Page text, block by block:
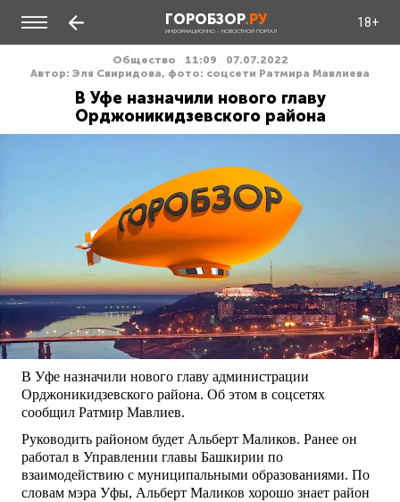
ГОРОБЗОР.РУ
ИНФОРМАЦИОННО - НОВОСТНОЙ ПОРТАЛ
18+
Общество 11:09
07.07.2022
Автор: Эля Свиридова, фото: соцсети Ратмира Мавлиева
В Уфе назначили нового главу
Орджоникидзевского района
В Уфе назначили нового главу администрации
Орджоникидзевского района. Об этом в соцсетях
сообщил Ратмир Мавлиев.
Руководить районом будет Альберт Маликов. Ранее он
работал в Управлении главы Башкирии по
взаимодействию с муниципальными образованиями. По
словам мэра Уфы, Альберт Маликов хорошо знает район